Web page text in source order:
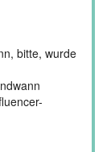
bitte, wurde